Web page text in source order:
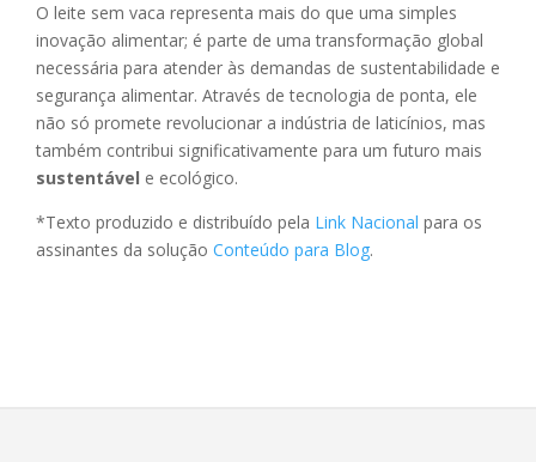
O leite sem vaca representa mais do que uma simples
inovação alimentar; é parte de uma transformação global
necessária para atender às demandas de sustentabilidade e
segurança alimentar. Através de tecnologia de ponta, ele
não só promete revolucionar a indústria de laticínios, mas
também contribui significativamente para um futuro mais
sustentável e ecológico.
*Texto produzido e distribuído pela Link Nacional para os
assinantes da solução Conteúdo para Blog.